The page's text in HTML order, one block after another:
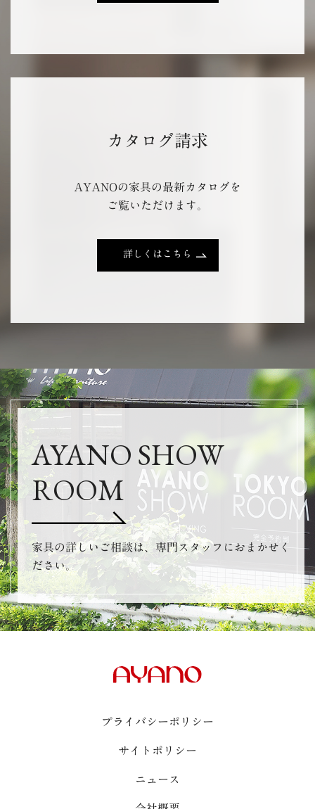
カタログ請求
AYANOの家具の最新カタログを
ご覧いただけます。
詳しくはこちら
AYANO SHOW
ROOM
家具の詳しいご相談は、専門スタッフにおまかせく
ださい。
プライバシーポリシー
サイトポリシー
ニュース